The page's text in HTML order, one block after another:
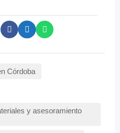
Córdoba
y asesoramiento